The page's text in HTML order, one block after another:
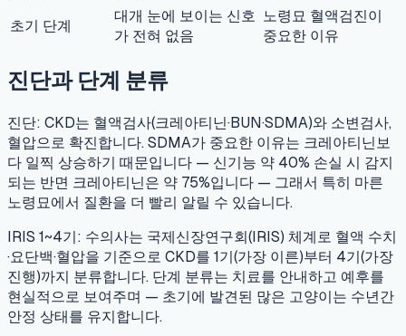
초기 단계
대개 눈에 보이는 신호
가 전혀 없음
노령묘 혈액검진이
중요한 이유
진단과 단계 분류
진단: CKD는 혈액검사(크레아티닌·BUN·SDMA)와 소변검사,
혈압으로 확진합니다. SDMA가 중요한 이유는 크레아티닌보
다 일찍 상승하기 때문입니다 — 신기능 약 40% 손실 시 감지
되는 반면 크레아티닌은 약 75%입니다 — 그래서 특히 마른
노령묘에서 질환을 더 빨리 알릴 수 있습니다.
IRIS 1~4기: 수의사는 국제신장연구회(IRIS) 체계로 혈액 수치
·요단백·혈압을 기준으로 CKD를 1기(가장 이른)부터 4기(가장
진행)까지 분류합니다. 단계 분류는 치료를 안내하고 예후를
현실적으로 보여주며 — 초기에 발견된 많은 고양이는 수년간
안정 상태를 유지합니다.